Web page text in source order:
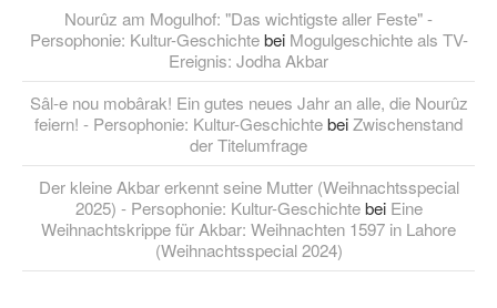
Nourûz am Mogulhof: "Das wichtigste aller Feste" -
Persophonie: Kultur-Geschichtebei Mogulgeschichte als TV-
Ereignis: Jodha Akbar
Sâl-e nou mobârak! Ein gutes neues Jahr an alle, die Nourûz
feiern! - Persophonie: Kultur-GeschichtebeiZwischenstand
der Titelumfrage
Der kleine Akbar erkennt seine Mutter (Weihnachtsspecial
2025) - Persophonie: Kultur-Geschichtebei Eine
Weihnachtskrippe für Akbar: Weihnachten 1597 in Lahore
(Weihnachtsspecial 2024)